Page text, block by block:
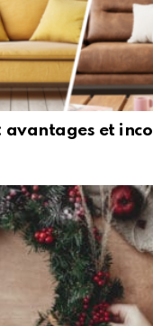
avantages et